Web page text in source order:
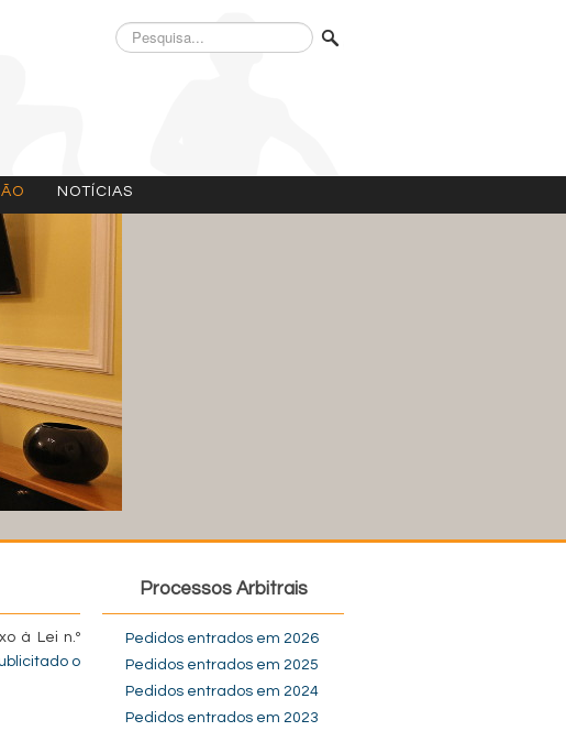
Pesquisa...
NOTÍCIAS
à Lei n.º
o
Processos Arbitrais
Pedidos entrados em 2026
Pedidos entrados em 2025
Pedidos entrados em 2024
Pedidos entrados em 2023